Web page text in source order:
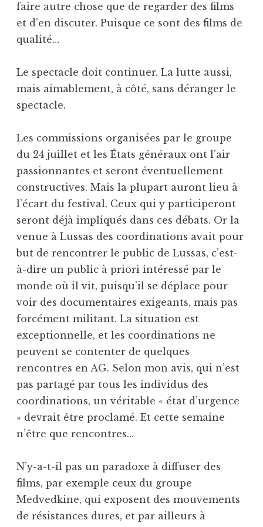
faire autre chose que de regarder des films
et d’en discuter. Puisque ce sont des films de
qualité…
Le spectacle doit continuer. La lutte aussi,
mais aimablement, à côté, sans déranger le
spectacle.
Les commissions organisées par le groupe
du 24 juillet et les États généraux ont l’air
passionnantes et seront éventuellement
constructives. Mais la plupart auront lieu à
l’écart du festival. Ceux qui y participeront
seront déjà impliqués dans ces débats. Or la
venue à Lussas des coordinations avait pour
but de rencontrer le public de Lussas, c’est-
à-dire un public à priori intéressé par le
monde où il vit, puisqu’il se déplace pour
voir des documentaires exigeants, mais pas
forcément militant. La situation est
exceptionnelle, et les coordinations ne
peuvent se contenter de quelques
rencontres en AG. Selon mon avis, qui n’est
pas partagé par tous les individus des
coordinations, un véritable « état d’urgence
» devrait être proclamé. Et cette semaine
n’être que rencontres…
N’y-a-t-il pas un paradoxe à diffuser des
films, par exemple ceux du groupe
Medvedkine, qui exposent des mouvements
de résistances dures, et par ailleurs à